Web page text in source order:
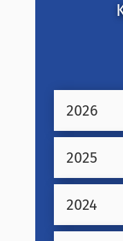
2026
2025
2024